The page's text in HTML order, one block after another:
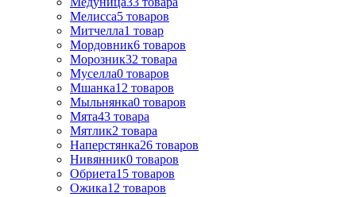
Мелисса5 товаров
Митчелла1 товар
Мордовник6 товаров
Морозник32 товара
Муселла0 товаров
Мшанка12 товаров
Мыльнянка0 товаров
Мята43 товара
Мятлик2 товара
Наперстянка26 товаров
Нивянник0 товаров
Обриета15 товаров
Ожика12 товаров